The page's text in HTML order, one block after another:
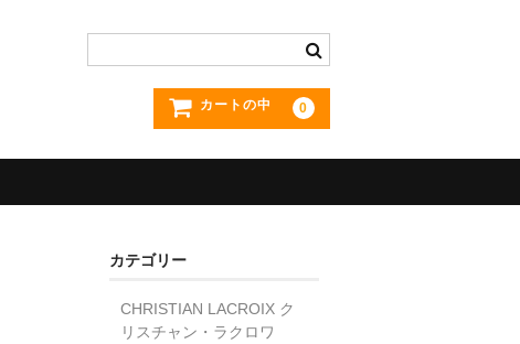
カートの中 0
カテゴリー
CHRISTIAN LACROIX ク
リスチャン・ラクロワ